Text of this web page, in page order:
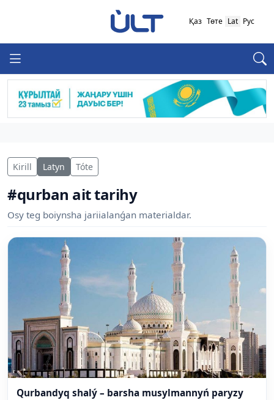
Қаз Төте Lat Рус
Kirill Latyn Tóte
#qurban ait tarihy
Osy teg boiynsha jariialanǵan materialdar.
Qurbandyq shalý – barsha musylmannyń paryzy